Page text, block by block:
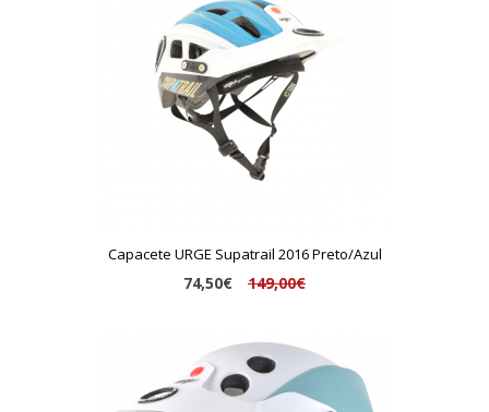
Capacete URGE Supatrail 2016 Preto/Azul
74,50€ 149,00€